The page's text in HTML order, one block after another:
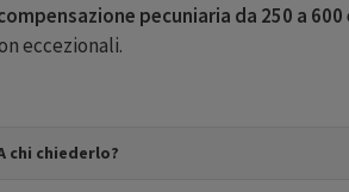
pecuniaria da 250 a 600
eccezionali.
chi chiederlo?